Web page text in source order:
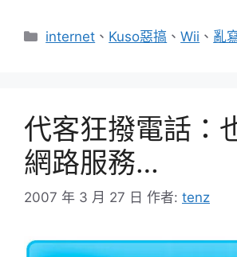
分
internet 、 Kuso惡搞 、Wii 、 亂
代客狂撥電話：
網路服務…
2007 年 3 月 27 日 作者: tenz